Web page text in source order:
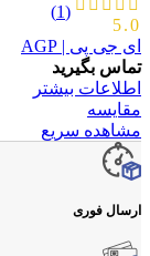
5.0
(1)
ای جی پی | AGP
تماس بگیرید
اطلاعات بیشتر
مقایسه
مشاهده سریع
ارسال فوری